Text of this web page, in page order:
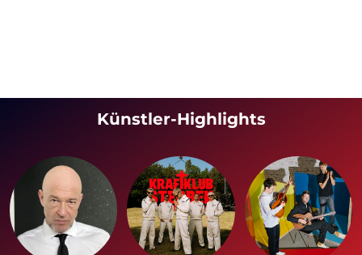
Künstler-Highlights